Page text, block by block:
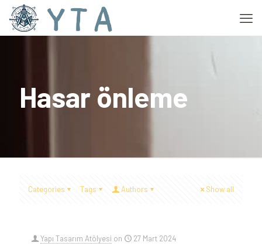
Hasar önleme
Categories Tags Authors Show all
Yapı Tasarım Atölyesi on 27 Mart 2024